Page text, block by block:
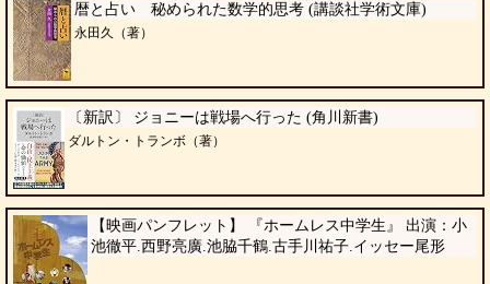
暦と占い 秘められた数学的思考 (講談社学術文庫)
永田久（著）
〔新訳〕 ジョニーは戦場へ行った (角川新書)
ダルトン・トランボ（著）
【映画パンフレット】 『ホームレス中学生』 出演：小
池徹平.西野亮廣.池脇千鶴.古手川祐子.イッセー尾形